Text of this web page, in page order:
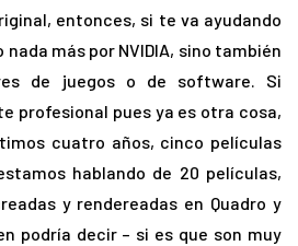
entonces, si te va ayudando
más por NVIDIA, sino también
de juegos o de software. Si
profesional pues ya es otra cosa,
cuatro años, cinco películas
hablando de 20 películas,
y rendereadas en Quadro y
podría decir – si es que son muy